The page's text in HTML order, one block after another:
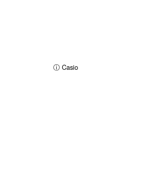
ⓘ Casio